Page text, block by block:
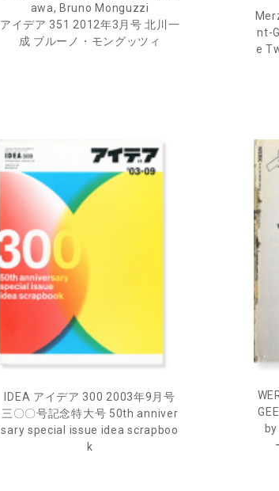
awa, Bruno Monguzzi
アイデア 351 2012年3月号 北川一
成 ブルーノ・モングッツィ
nt-
e
IDEA アイデア 300 2003年9月号
三〇〇号記念特大号 50th anniver
sary special issue idea scrapboo
k